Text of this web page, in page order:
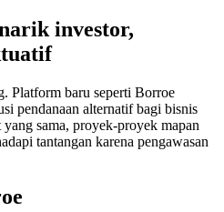
investor,
Platform baru seperti Borroe
pendanaan alternatif bagi bisnis
sama, proyek-proyek mapan
tantangan karena pengawasan